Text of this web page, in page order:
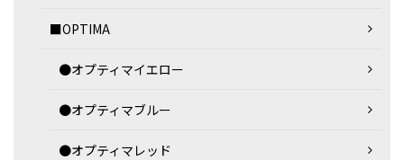
■OPTIMA
●オプティマイエロー
●オプティマブルー
●オプティマレッド